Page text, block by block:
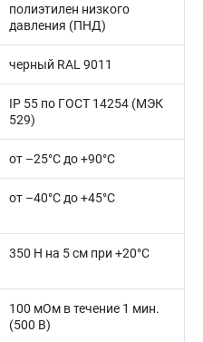
полиэтилен низкого
давления (ПНД)
черный RAL 9011
IP 55 по ГОСТ 14254 (МЭК
529)
от –25°С до +90°С
от –40°С до +45°С
350 Н на 5 см при +20°С
100 мОм в течение 1 мин.
(500 В)